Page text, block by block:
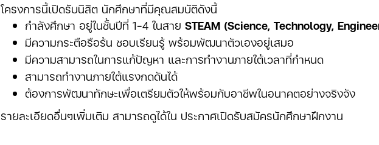
โครงการนี้เปิดรับนิสิต นักศึกษาที่มีคุณสมบัติดังนี้
กำลังศึกษา อยู่ในชั้นปีที่ 1-4 ในสาย STEAM (Science, Technology,
มีความกระตือรือร้น ชอบเรียนรู้ พร้อมพัฒนาตัวเองอยู่เสมอ
มีความสามารถในการแก้ปัญหา และการทำงานภายใต้เวลาที่กำหนด
สามารถทำงานภายใต้แรงกดดันได้
ต้องการพัฒนาทักษะเพื่อเตรียมตัวให้พร้อมกับอาชีพในอนาคตอย่างจริงจัง
รายละเอียดอื่นๆเพิ่มเติม สามารถดูได้ใน ประกาศเปิดรับสมัครนักศึกษาฝึกงาน